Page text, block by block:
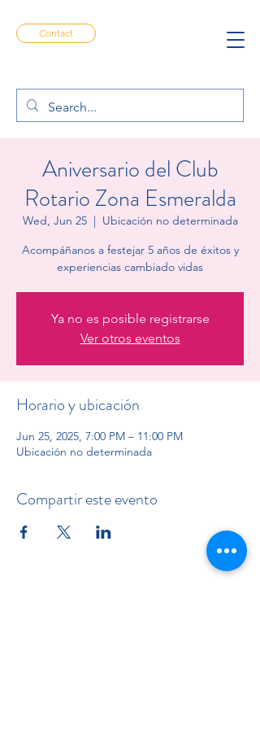
Contact
Aniversario del Club
Rotario Zona Esmeralda
Wed, Jun 25
  |
Ubicación no determinada
Acompáñanos a festejar 5 años de éxitos y
experiencias cambiado vidas
Ya no es posible registrarse
Ver otros eventos
Horario y ubicación
Jun 25, 2025, 7:00 PM – 11:00 PM
Ubicación no determinada
Compartir este evento